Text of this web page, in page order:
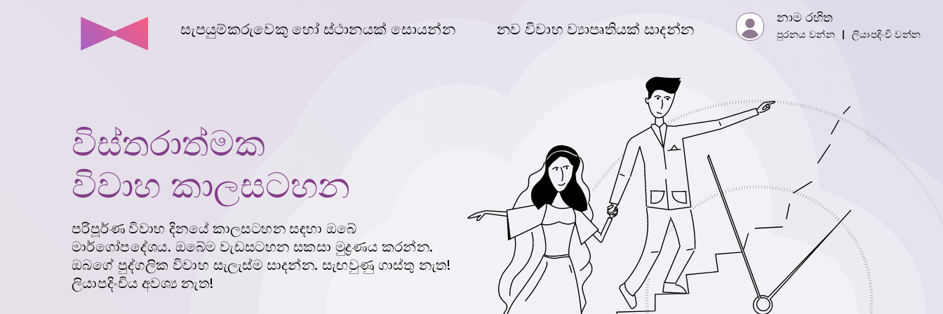
සැපයුම්කරුවෙකු හෝ ස්ථානයක් සොයන්න නව විවාහ ව්‍යාපෘතියක් සාදන්න
නාම රහිත
පුරනය වන්න ලියාපදිංචි වන්න
විස්තරාත්මක
විවාහ කාලසටහන
පරිපූර්ණ විවාහ දිනයේ කාලසටහන සඳහා ඔබේ
මාර්ගෝපදේශය. ඔබේම වැඩසටහන සකසා මුද්‍රණය කරන්න.
ඔබගේ පුද්ගලික විවාහ සැලැස්ම සාදන්න. සැඟවුණු ගාස්තු නැත!
ලියාපදිංචිය අවශ්‍ය නැත!